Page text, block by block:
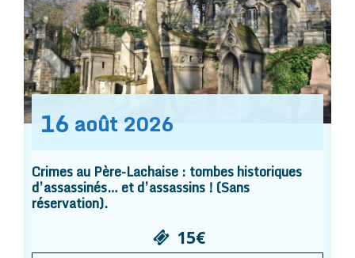
16 août 2026
Crimes au Père-Lachaise : tombes historiques
d’assassinés… et d’assassins ! (Sans
réservation).
15€